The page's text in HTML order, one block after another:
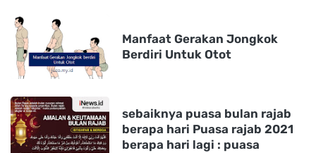
Manfaat Gerakan Jongkok
Berdiri Untuk Otot
sebaiknya puasa bulan rajab
berapa hari Puasa rajab 2021
berapa hari lagi : puasa